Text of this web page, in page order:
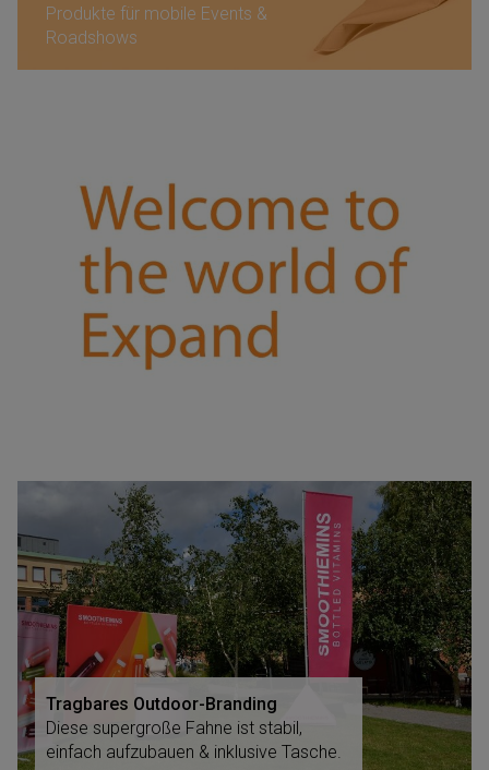
Produkte für mobile Events &
Roadshows
Tragbares Outdoor-Branding
Diese supergroße Fahne ist stabil,
einfach aufzubauen & inklusive Tasche.